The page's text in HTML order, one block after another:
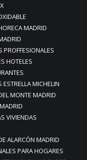
MADRID
PROFFESIONALES
HOTELES
MICHELIN
MONTE MADRID
VIVIENDAS
ALARCÓN MADRID
PARA HOGARES